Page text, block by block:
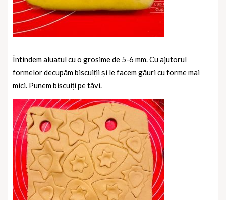
Întindem aluatul cu o grosime de 5-6 mm. Cu ajutorul
formelor decupăm biscuiții și le facem găuri cu forme mai
mici. Punem biscuiți pe tăvi.